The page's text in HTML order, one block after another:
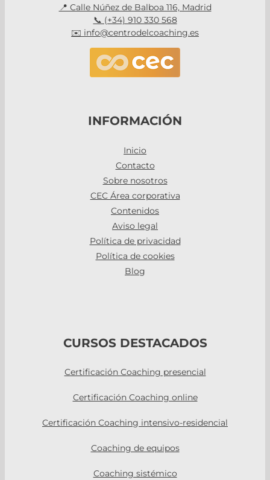
📍 Calle Núñez de Balboa 116, Madrid
📞 (+34) 910 330 568
✉️ info@centrodelcoaching.es
INFORMACIÓN
Inicio
Contacto
Sobre nosotros
CEC Área corporativa
Contenidos
Aviso legal
Política de privacidad
Política de cookies
Blog
CURSOS DESTACADOS
Certificación Coaching presencial
Certificación Coaching online
Certificación Coaching intensivo-residencial
Coaching de equipos
Coaching sistémico